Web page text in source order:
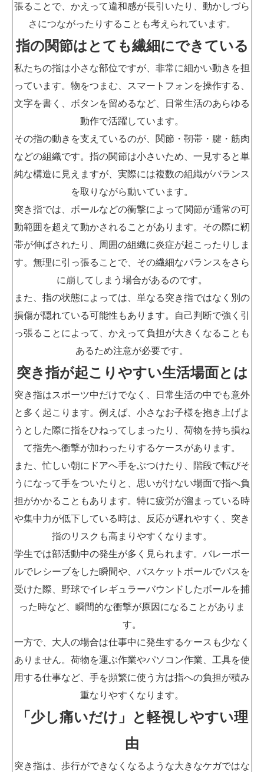
張ることで、かえって違和感が長引いたり、動かしづら
さにつながったりすることも考えられています。
指の関節はとても繊細にできている
私たちの指は小さな部位ですが、非常に細かい動きを担
っています。物をつまむ、スマートフォンを操作する、
文字を書く、ボタンを留めるなど、日常生活のあらゆる
動作で活躍しています。
その指の動きを支えているのが、関節・靭帯・腱・筋肉
などの組織です。指の関節は小さいため、一見すると単
純な構造に見えますが、実際には複数の組織がバランス
を取りながら動いています。
突き指では、ボールなどの衝撃によって関節が通常の可
動範囲を超えて動かされることがあります。その際に靭
帯が伸ばされたり、周囲の組織に炎症が起こったりしま
す。無理に引っ張ることで、その繊細なバランスをさら
に崩してしまう場合があるのです。
また、指の状態によっては、単なる突き指ではなく別の
損傷が隠れている可能性もあります。自己判断で強く引
っ張ることによって、かえって負担が大きくなることも
あるため注意が必要です。
突き指が起こりやすい生活場面とは
突き指はスポーツ中だけでなく、日常生活の中でも意外
と多く起こります。例えば、小さなお子様を抱き上げよ
うとした際に指をひねってしまったり、荷物を持ち損ね
て指先へ衝撃が加わったりするケースがあります。
また、忙しい朝にドアへ手をぶつけたり、階段で転びそ
うになって手をついたりと、思いがけない場面で指へ負
担がかかることもあります。特に疲労が溜まっている時
や集中力が低下している時は、反応が遅れやすく、突き
指のリスクも高まりやすくなります。
学生では部活動中の発生が多く見られます。バレーボー
ルでレシーブをした瞬間や、バスケットボールでパスを
受けた際、野球でイレギュラーバウンドしたボールを捕
った時など、瞬間的な衝撃が原因になることがありま
す。
一方で、大人の場合は仕事中に発生するケースも少なく
ありません。荷物を運ぶ作業やパソコン作業、工具を使
用する仕事など、手を頻繁に使う方は指への負担が積み
重なりやすくなります。
「少し痛いだけ」と軽視しやすい理
由
突き指は、歩行ができなくなるような大きなケガではな